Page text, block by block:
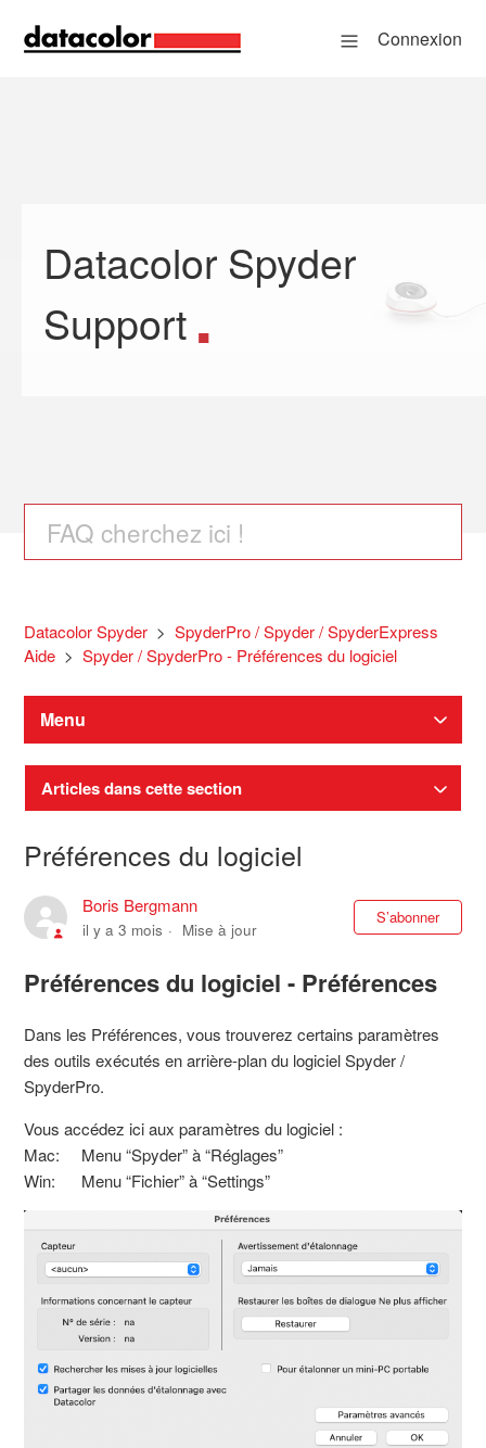
Connexion
Datacolor Spyder
Support
Recherche
Datacolor Spyder
SpyderPro / Spyder / SpyderExpress
Aide
Spyder / SpyderPro - Préférences du logiciel
Menu
Articles dans cette section
Préférences du logiciel
Boris Bergmann
il y a 3 mois Mise à jour
S’abonner
Préférences du logiciel - Préférences
Dans les Préférences, vous trouverez certains paramètres
des outils exécutés en arrière-plan du logiciel Spyder /
SpyderPro.
Vous accédez ici aux paramètres du logiciel :
Mac: Menu “Spyder” à “Réglages”
Win: Menu “Fichier” à “Settings”